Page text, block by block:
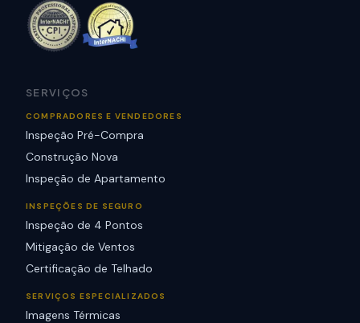
SERVIÇOS
COMPRADORES E VENDEDORES
Inspeção Pré-Compra
Construção Nova
Inspeção de Apartamento
INSPEÇÕES DE SEGURO
Inspeção de 4 Pontos
Mitigação de Ventos
Certificação de Telhado
SERVIÇOS ESPECIALIZADOS
Imagens Térmicas